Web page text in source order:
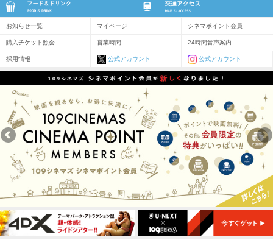
お知らせ一覧 マイページ シネマポイント会員
購入チケット照会 営業時間 24時間音声案内
採用情報 公式アカウント 公式アカウント